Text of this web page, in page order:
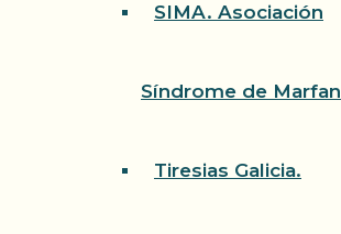
SIMA. Asociación
Síndrome de Marfan
Tiresias Galicia.